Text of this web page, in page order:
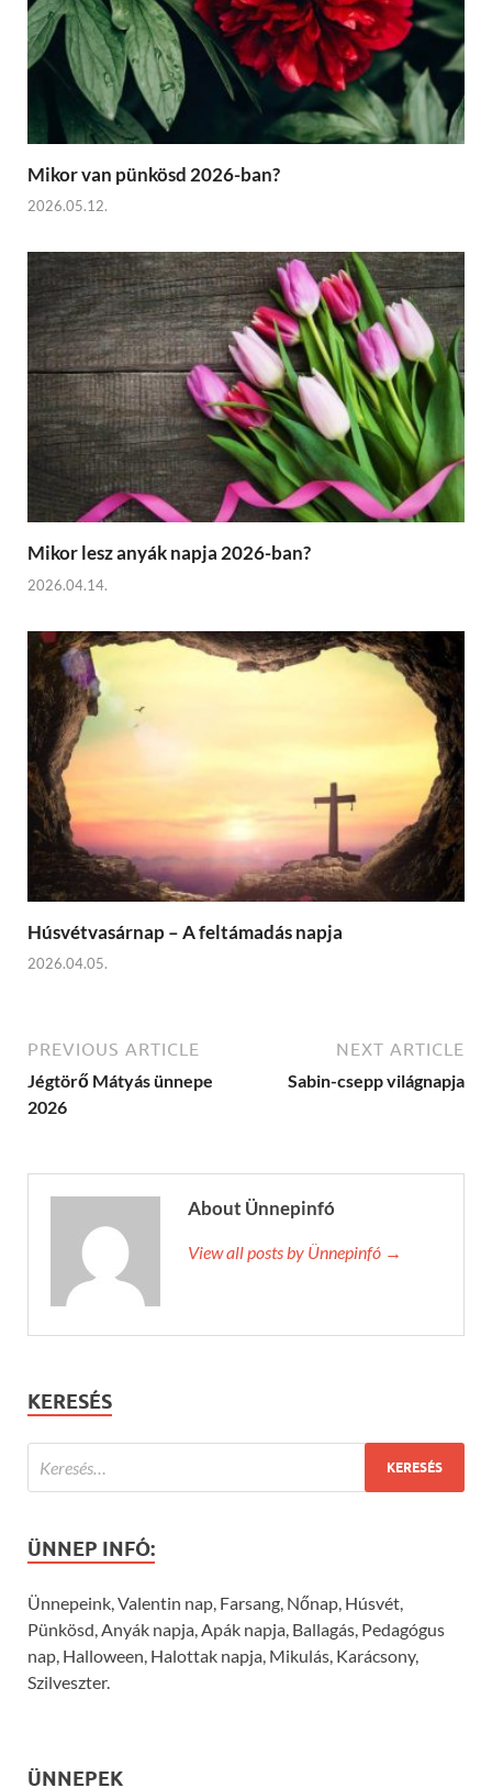
Mikor van pünkösd 2026-ban?
2026.05.12.
Mikor lesz anyák napja 2026-ban?
2026.04.14.
Húsvétvasárnap – A feltámadás napja
2026.04.05.
PREVIOUS ARTICLE
Jégtörő Mátyás ünnepe
2026
NEXT ARTICLE
Sabin-csepp világnapja
About Ünnepinfó
View all posts by Ünnepinfó →
KERESÉS
ÜNNEP INFÓ:
Ünnepeink, Valentin nap, Farsang, Nőnap, Húsvét,
Pünkösd, Anyák napja, Apák napja, Ballagás, Pedagógus
nap, Halloween, Halottak napja, Mikulás, Karácsony,
Szilveszter.
ÜNNEPEK